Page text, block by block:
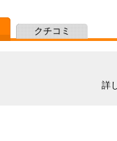
クチコミ
詳